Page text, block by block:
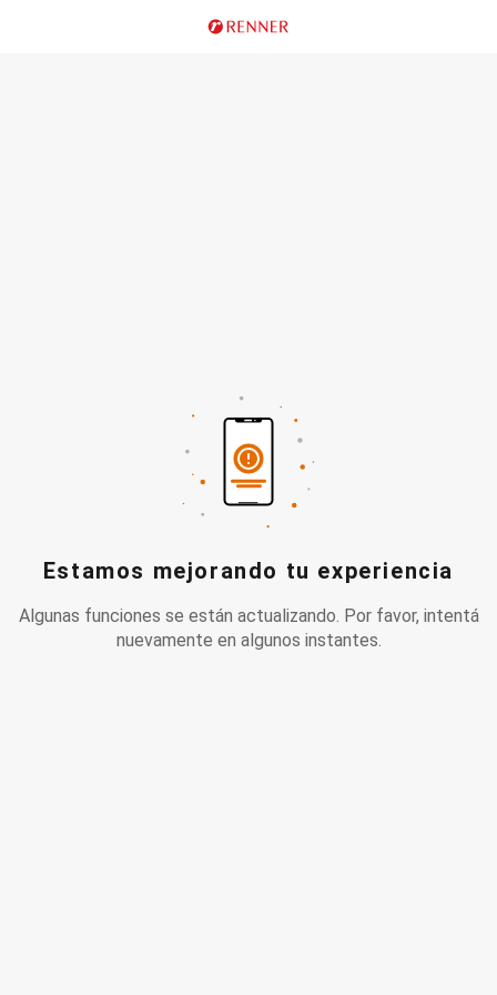
Estamos mejorando tu experiencia
Algunas funciones se están actualizando. Por favor, intentá
nuevamente en algunos instantes.